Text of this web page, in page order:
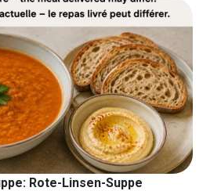
Rote-Linsen-Suppe